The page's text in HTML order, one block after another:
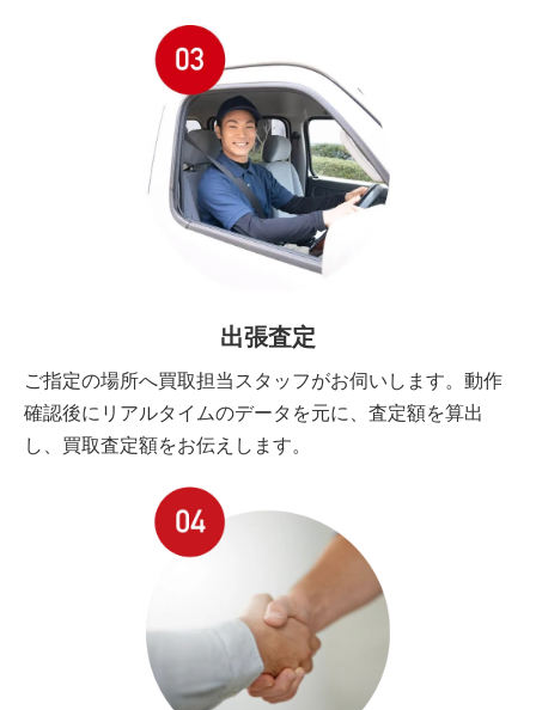
出張査定
ご指定の場所へ買取担当スタッフがお伺いします。動作
確認後にリアルタイムのデータを元に、査定額を算出
し、買取査定額をお伝えします。